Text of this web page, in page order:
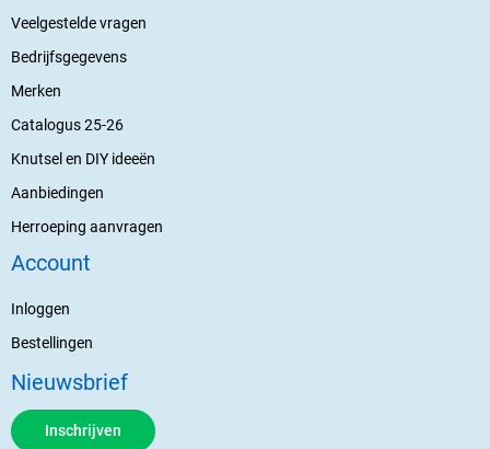
Veelgestelde vragen
Bedrijfsgegevens
Merken
Catalogus 25-26
Knutsel en DIY ideeën
Aanbiedingen
Herroeping aanvragen
Account
Inloggen
Bestellingen
Nieuwsbrief
Inschrijven